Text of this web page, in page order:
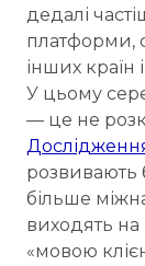
дедалі
платформи,
інших країн
У цьому
— це не
розвивають
більше
виходять на
«мовою